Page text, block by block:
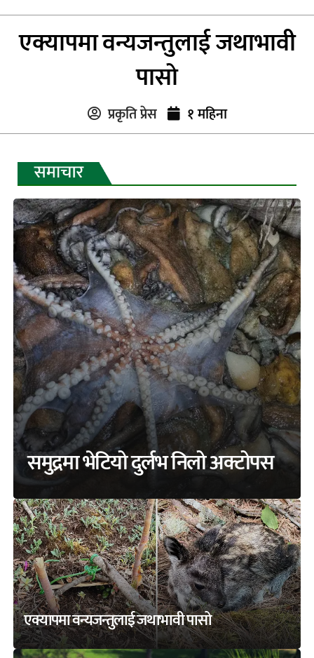
एक्यापमा वन्यजन्तुलाई जथाभावी
पासो
प्रकृति प्रेस १ महिना
समुद्रमा भेटियो दुर्लभ निलो अक्टोपस
एक्यापमा वन्यजन्तुलाई जथाभावी पासो